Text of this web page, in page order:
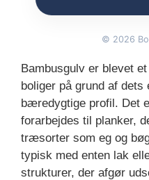
© 2026
Bambusgulv er blevet
boliger på grund af
bæredygtige profil. Det
forarbejdes til planker,
træsorter som eg og
typisk med enten lak
strukturer, der afgør